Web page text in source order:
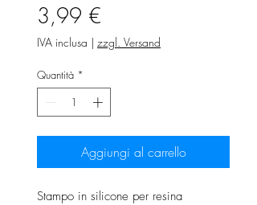
3,99 €
IVA inclusa | zzgl. Versand
Quantità *
Aggiungi al carrello
Stampo in silicone per resina